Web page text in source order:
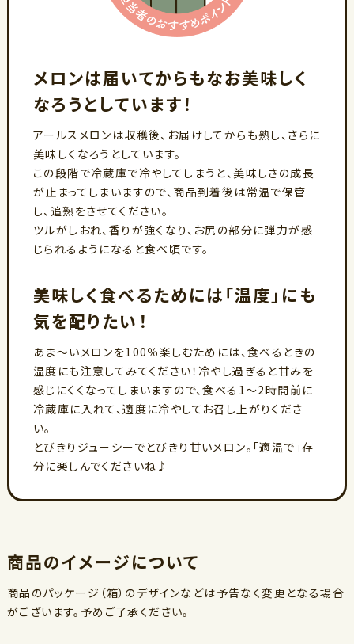
メロンは届いてからもなお美味しく
なろうとしています！
アールスメロンは収穫後、お届けしてからも熟し、さらに
美味しくなろうとしています。
この段階で冷蔵庫で冷やしてしまうと、美味しさの成長
が止まってしまいますので、商品到着後は常温で保管
し、追熟をさせてください。
ツルがしおれ、香りが強くなり、お尻の部分に弾力が感
じられるようになると食べ頃です。
美味しく食べるためには「温度」にも
気を配りたい！
あま～いメロンを100％楽しむためには、食べるときの
温度にも注意してみてください！冷やし過ぎると甘みを
感じにくくなってしまいますので、食べる1～2時間前に
冷蔵庫に入れて、適度に冷やしてお召し上がりくださ
い。
とびきりジューシーでとびきり甘いメロン。「適温で」存
分に楽しんでくださいね♪
商品のイメージについて
商品のパッケージ（箱）のデザインなどは予告なく変更となる場合
がございます。予めご了承ください。